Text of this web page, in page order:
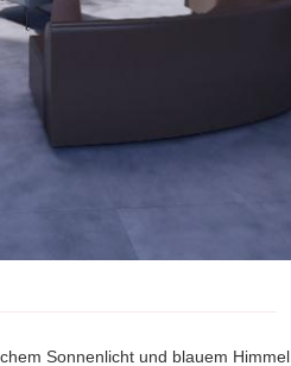
Sonnenlicht und blauem Himmel